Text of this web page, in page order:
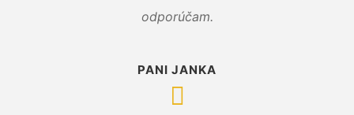
odporúčam.
PANI JANKA